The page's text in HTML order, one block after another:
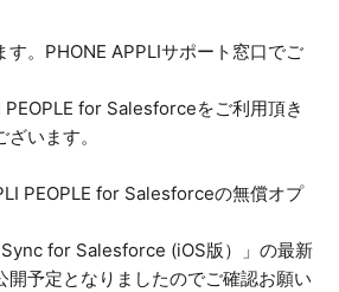
す。PHONE APPLIサポート窓口でご
PEOPLE for Salesforceをご利用頂き
います。
PEOPLE for Salesforceの無償オプ
for Salesforce (iOS版）」の最新
開予定となりましたのでご確認お願い